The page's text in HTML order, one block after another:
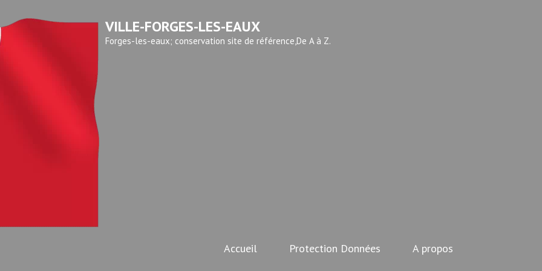
VILLE-FORGES-LES-EAUX
Forges-les-eaux; conservation site de référence,De A à Z.
Accueil Protection Données A propos